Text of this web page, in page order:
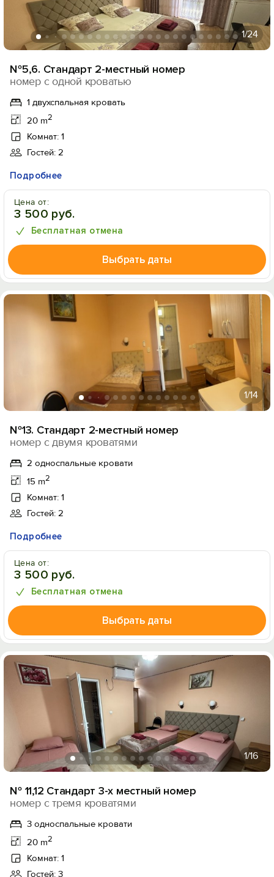
1/24
№5,6. Стандарт 2-местный номер
номер с одной кроватью
1 двухспальная кровать
20 m2
Комнат: 1
Гостей: 2
Подробнее
Цена от:
3 500 руб.
Бесплатная отмена
Выбрать даты
1/14
№13. Стандарт 2-местный номер
номер с двумя кроватями
2 односпальные кровати
15 m2
Комнат: 1
Гостей: 2
Подробнее
Цена от:
3 500 руб.
Бесплатная отмена
Выбрать даты
1/16
№ 11,12 Стандарт 3-х местный номер
номер с тремя кроватями
3 односпальные кровати
20 m2
Комнат: 1
Гостей: 3